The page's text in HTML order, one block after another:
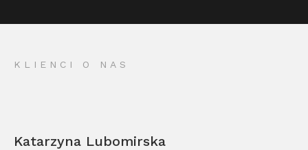
KLIENCI O NAS
Katarzyna Lubomirska